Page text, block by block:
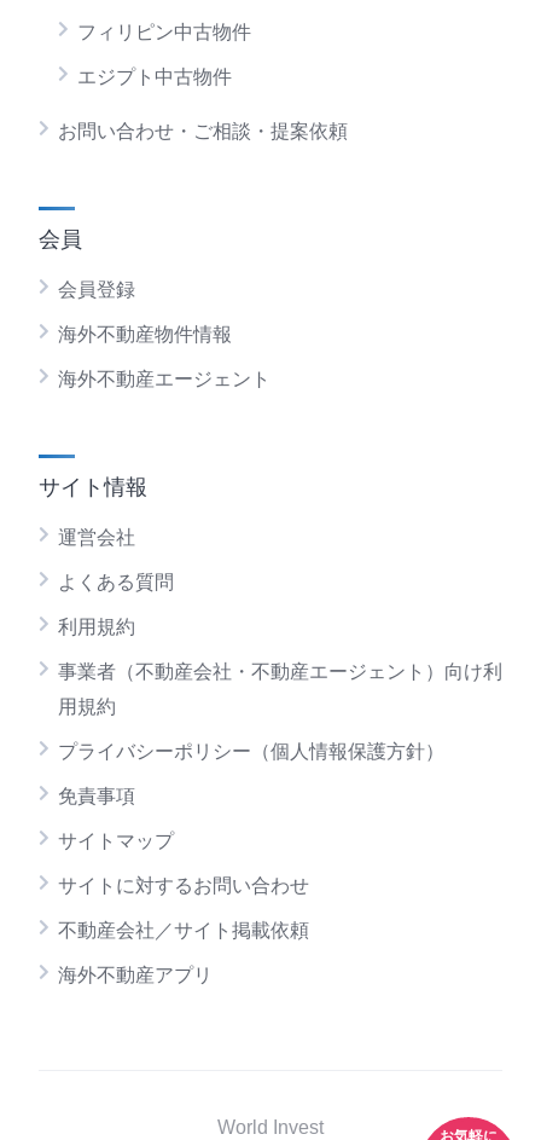
フィリピン中古物件
エジプト中古物件
お問い合わせ・ご相談・提案依頼
会員
会員登録
海外不動産物件情報
海外不動産エージェント
サイト情報
運営会社
よくある質問
利用規約
事業者（不動産会社・不動産エージェント）向け利
用規約
プライバシーポリシー（個人情報保護方針）
免責事項
サイトマップ
サイトに対するお問い合わせ
不動産会社／サイト掲載依頼
海外不動産アプリ
World Invest